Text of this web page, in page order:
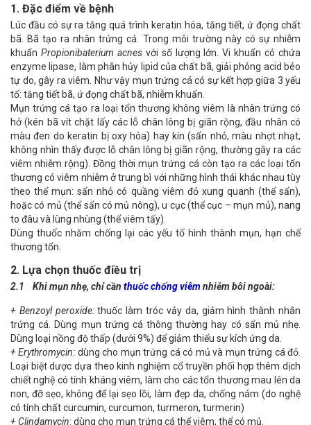
1. Đặc điểm về bệnh
Lúc đầu có sự ra tăng quá trình keratin hóa, tăng tiết, ứ đọng chất
bã. Bã tạo ra nhân trứng cá. Trong môi trường này có sự nhiễm
khuẩn Propionibaterium acnesvới số lượng lớn. Vi khuẩn có chứa
enzyme lipase, làm phân hủy lipid của chất bã, giải phóng acid béo
tự do, gây ra viêm. Như vậy mụn trứng cá có sự kết hợp giữa 3 yếu
tố: tăng tiết bã, ứ đọng chất bã, nhiễm khuẩn.
Mụn trứng cá tạo ra loại tổn thương không viêm là nhân trứng có
hở (kén bã vít chặt lấy các lỗ chân lông bị giãn rộng, đầu nhân có
màu đen do keratin bị oxy hóa) hay kín (sẩn nhỏ, màu nhợt nhạt,
không nhìn thấy được lỗ chân lông bị giãn rộng, thường gây ra các
viêm nhiễm rộng). Đồng thờimụn trứng cá còn tạo ra các loại tổn
thương có viêm nhiễm ở trung bì với những hình thái khác nhau tùy
theo thể mụn: sẩn nhỏ có quầng viêm đỏ xung quanh (thể sẩn),
hoặc có mủ (thể sẩn có mủ nông), u cục (thể cục – mụn mủ), nang
to đâu và lùng nhùng (thể viêm tấy).
Dùng thuốc nhằm chống lại các yếu tố hình thành mụn, hạn chế
thương tổn.
2. Lựa chọn thuốc điều trị
2.1 Khi mụn nhẹ, chỉ cần thuốc chống viêmnhiễm bôi ngoài:
+ Benzoyl peroxide:thuốc làm tróc vảy da, giảm hình thành nhân
trứng cá. Dùng mụn trứng cá thông thường hay có sẩn mủ nhẹ.
Dùng loại nồng độ thấp (dưới 9%) để giảm thiểu sự kích ứng da.
+ Erythromycin: dùng cho mụn trứng cá có mủ và mụn trứng cá đỏ.
Loại biệt dược dựa theo kinh nghiệm cổ truyền phối hợp thêm dịch
chiết nghệ có tính kháng viêm, làm cho các tổn thương mau lên da
non, đỡ sẹo, không để lại sẹo lồi, làm đẹp da, chống nám (do nghệ
có tính chất curcumin, curcumon, turmeron, turmerin)
+ Clindamycin: dùng cho mụn trứng cá thể viêm, thể có mủ.